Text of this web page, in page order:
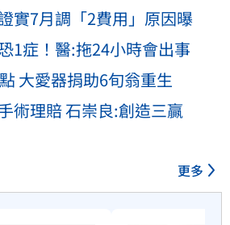
實7月調「2費用」原因曝
1症！醫:拖24小時會出事
大愛器捐助6旬翁重生
術理賠 石崇良:創造三贏
更多